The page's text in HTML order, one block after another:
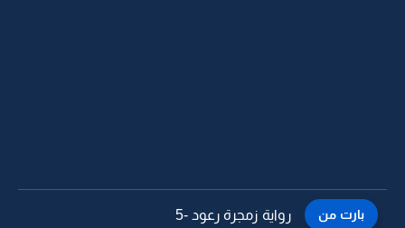
بارت من رواية زمجرة رعود -4